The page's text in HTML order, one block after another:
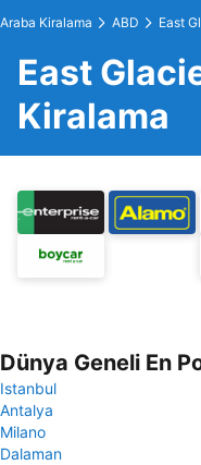
Araba Kiralama ABD East
East
Kiralama
Dünya Geneli En
Istanbul
Antalya
Milano
Dalaman